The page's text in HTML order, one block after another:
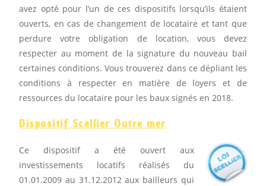
avez opté pour l’un de ces dispositifs lorsqu’ils étaient
ouverts, en cas de changement de locataire et tant que
perdure votre obligation de location, vous devez
respecter au moment de la signature du nouveau bail
certaines conditions. Vous trouverez dans ce dépliant les
conditions à respecter en matière de loyers et de
ressources du locataire pour les baux signés en 2018.
Dispositif Scellier Outre mer
Ce dispositif a été ouvert aux
investissements locatifs réalisés du
01.01.2009 au 31.12.2012 aux bailleurs qui